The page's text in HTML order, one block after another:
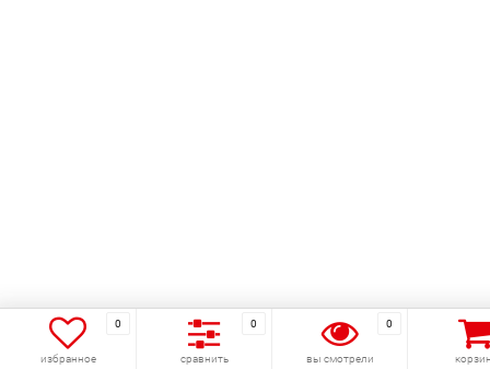
0
избранное
0
сравнить
0
вы смотрели